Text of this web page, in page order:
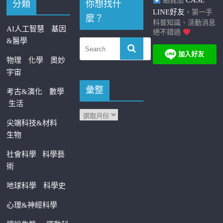
分類
AI人工智慧
基因
&醫學
物理 化學
奧妙
宇宙
考古&演化
數學
生活
尖端科技&材料
生物
社會科學科學藝
術
地球科學 科學史
心理&神經科學
你想找什
麼？
彙整
LINE好友 ，第一手
科普知識、活動消息
絕不錯過